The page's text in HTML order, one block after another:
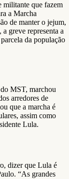
militante que fazem
a Marcha
de manter o jejum,
greve representa a
da população
MST, marchou
arredores de
que a marcha é
assim como
Lula.
dizer que Lula é
“As grandes